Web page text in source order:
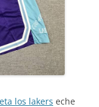
los lakers eche